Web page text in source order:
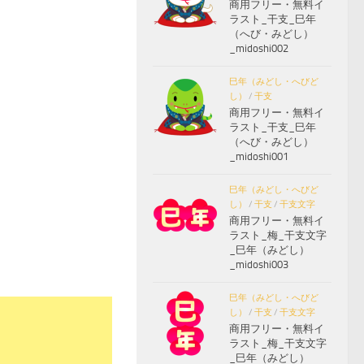
商用フリー・無料イ
ラスト_干支_巳年
（へび・みどし）
_midoshi002
巳年（みどし・へびど
し）
/ 干支
商用フリー・無料イ
ラスト_干支_巳年
（へび・みどし）
_midoshi001
巳年（みどし・へびど
し）
/ 干支 / 干支文字
商用フリー・無料イ
ラスト_梅_干支文字
_巳年（みどし）
_midoshi003
巳年（みどし・へびど
し）
/ 干支 / 干支文字
商用フリー・無料イ
ラスト_梅_干支文字
_巳年（みどし）